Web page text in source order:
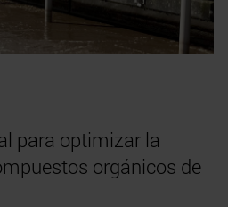
para optimizar la
orgánicos de